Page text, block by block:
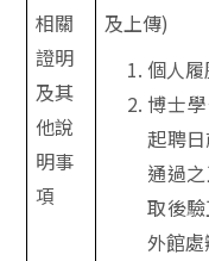
相關
證明
及其
他說
明事
項
及上傳)
個人履
博士
起聘
通過
取後
外館處